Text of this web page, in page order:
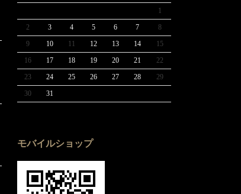
1
2
3 4 5 6 7
8
9
10 11 12 13 14
15
16
17 18 19 20 21
22
23
24 25 26 27 28
29
30
31
モバイルショップ